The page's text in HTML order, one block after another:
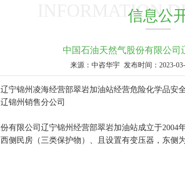
INFORMATION
信息公
中国石油天然气股份有限公司
来源：中咨华宇 发布时间：2023-
宁锦州凌海经营部翠岩加油站经营危险化学品安
锦州销售分公司
有限公司辽宁锦州经营部翠岩加油站成立于
侧民房（三类保护物）、且设置有变压器，东侧